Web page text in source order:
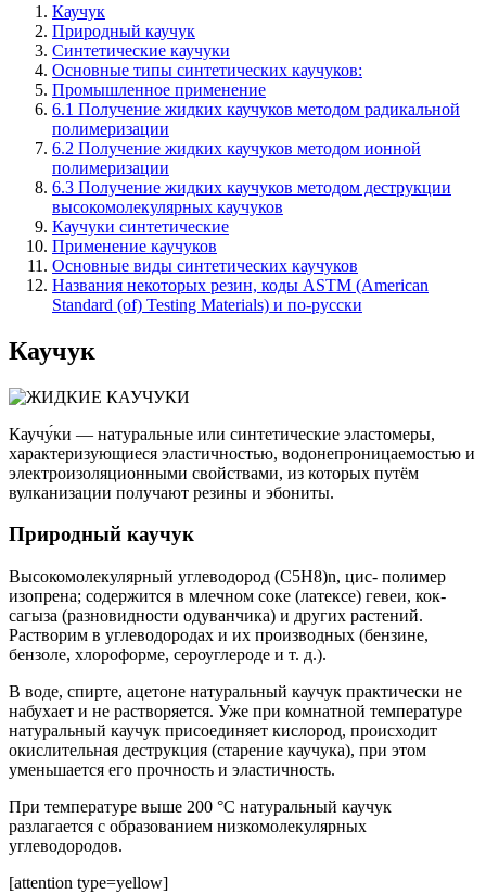
Каучук
Природный каучук
Синтетические каучуки
Основные типы синтетических каучуков:
Промышленное применение
6.1 Получение жидких каучуков методом радикальной
полимеризации
6.2 Получение жидких каучуков методом ионной
полимеризации
6.3 Получение жидких каучуков методом деструкции
высокомолекулярных каучуков
Каучуки синтетические
Применение каучуков
Основные виды синтетических каучуков
Названия некоторых резин, коды ASTM (American
Standard (of) Testing Materials) и по-русски
Каучук
Каучу́ки — натуральные или синтетические эластомеры,
характеризующиеся эластичностью, водонепроницаемостью и
электроизоляционными свойствами, из которых путём
вулканизации получают резины и эбониты.
Природный каучук
Высокомолекулярный углеводород (C5H8)n, цис- полимер
изопрена; содержится в млечном соке (латексе) гевеи, кок-
сагыза (разновидности одуванчика) и других растений.
Растворим в углеводородах и их производных (бензине,
бензоле, хлороформе, сероуглероде и т. д.).
В воде, спирте, ацетоне натуральный каучук практически не
набухает и не растворяется. Уже при комнатной температуре
натуральный каучук присоединяет кислород, происходит
окислительная деструкция (старение каучука), при этом
уменьшается его прочность и эластичность.
При температуре выше 200 °C натуральный каучук
разлагается с образованием низкомолекулярных
углеводородов.
[attention type=yellow]